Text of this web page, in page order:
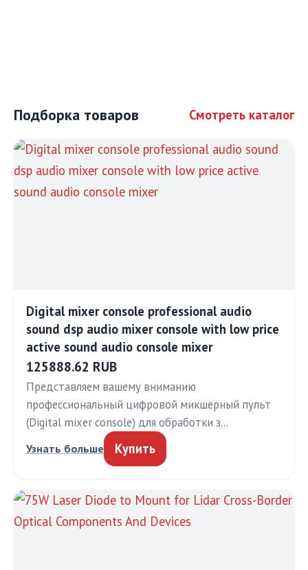
Подборка товаров Смотреть каталог
Digital mixer console professional audio
sound dsp audio mixer console with low price
active sound audio console mixer
125888.62 RUB
Представляем вашему вниманию
профессиональный цифровой микшерный пульт
(Digital mixer console) для обработки з…
Узнать больше Купить